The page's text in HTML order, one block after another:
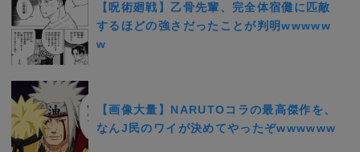
【呪術廻戦】乙骨先輩、完全体宿儺に匹敵
するほどの強さだったことが判明wwwww
w
【画像大量】NARUTOコラの最高傑作を、
なんJ民のワイが決めてやったぞwwwwww